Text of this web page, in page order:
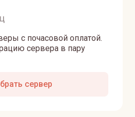
с почасовой оплатой.
сервера в пару
сервер